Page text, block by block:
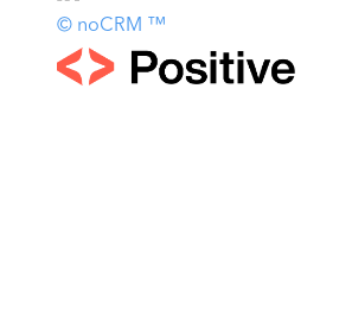
© noCRM ™